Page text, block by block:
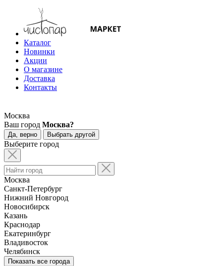
Каталог
Новинки
Акции
О магазине
Доставка
Контакты
Москва
Ваш город Москва?
Да, верно Выбрать другой
Выберите город
Москва
Санкт-Петербург
Нижний Новгород
Новосибирск
Казань
Краснодар
Екатеринбург
Владивосток
Челябинск
Показать все города